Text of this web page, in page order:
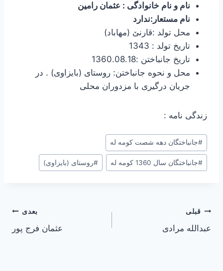
نام و نام خانوادگی : عثمان رامین
نام مستعار:ندارد
محل تولد :قارنێ (مهاباد)
تاریخ تولد : 1343
تاریخ جانباختن :1360.08.18
محل و نحوه جانباختن: روستای (بایزاوی) . در
جریان درگیری با مزدوران محلی
زندگی نامه :
#جانباختگان دهه شصت کومه له
#جانباختگان سال 1360 کومه له #روستای (بایزاوی)
راهبری
نوشته
قبلی
عبدالله مرادی
بعدی
عثمان فرج پور